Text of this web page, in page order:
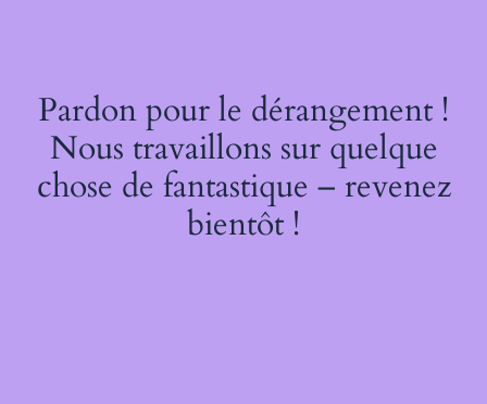
Pardon pour le dérangement !
Nous travaillons sur quelque
chose de fantastique – revenez
bientôt !